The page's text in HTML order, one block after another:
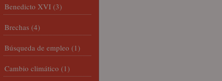
Benedicto XVI (3)
Brechas (4)
Búsqueda de empleo (1)
Cambio climático (1)